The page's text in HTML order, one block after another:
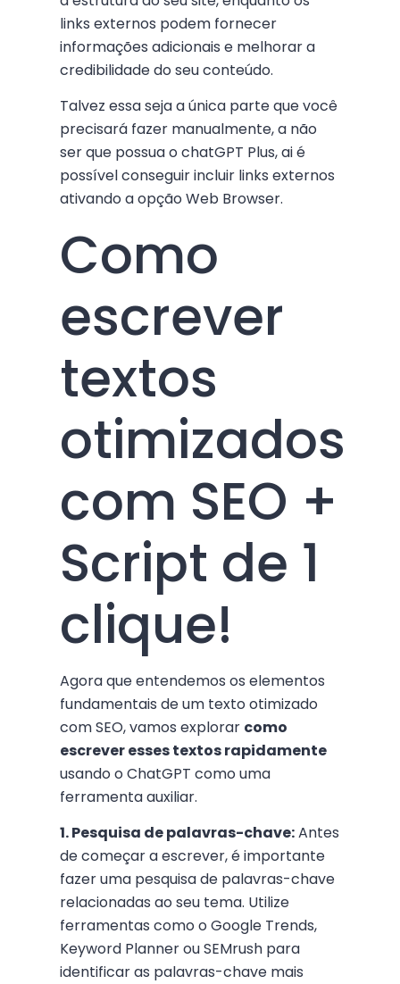
links externos podem fornecer
informações adicionais e melhorar a
credibilidade do seu conteúdo.
Talvez essa seja a única parte que você
precisará fazer manualmente, a não
ser que possua o chatGPT Plus, ai é
possível conseguir incluir links externos
ativando a opção Web Browser.
Como
escrever
textos
otimizados
com SEO +
Script de 1
clique!
Agora que entendemos os elementos
fundamentais de um texto otimizado
com SEO, vamos explorar como
escrever esses textos rapidamente
usando o ChatGPT como uma
ferramenta auxiliar.
1. Pesquisa de palavras-chave:Antes
de começar a escrever, é importante
fazer uma pesquisa de palavras-chave
relacionadas ao seu tema. Utilize
ferramentas como o Google Trends,
Keyword Planner ou SEMrush para
identificar as palavras-chave mais